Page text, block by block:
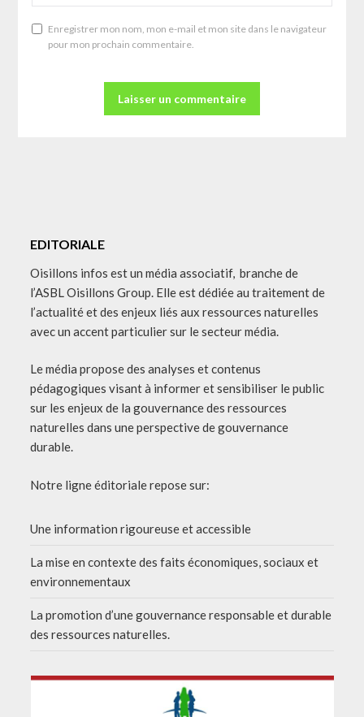
Enregistrer mon nom, mon e-mail et mon site dans le navigateur
pour mon prochain commentaire.
EDITORIALE
Oisillons infos est un média associatif, branche de
l’ASBL Oisillons Group. Elle est dédiée au traitement de
l’actualité et des enjeux liés aux ressources naturelles
avec un accent particulier sur le secteur média.
Le média propose des analyses et contenus
pédagogiques visant à informer et sensibiliser le public
sur les enjeux de la gouvernance des ressources
naturelles dans une perspective de gouvernance
durable.
Notre ligne éditoriale repose sur:
Une information rigoureuse et accessible
La mise en contexte des faits économiques, sociaux et
environnementaux
La promotion d’une gouvernance responsable et durable
des ressources naturelles.